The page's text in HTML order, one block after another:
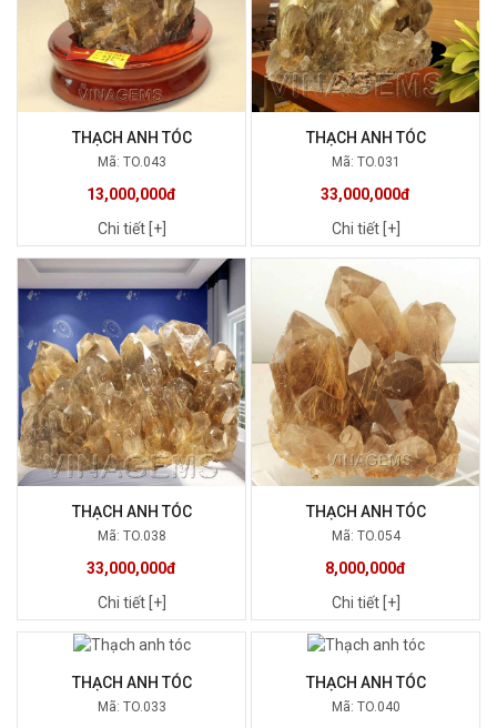
THẠCH ANH TÓC
Mã: TO.043
13,000,000đ
Chi tiết [+]
THẠCH ANH TÓC
Mã: TO.031
33,000,000đ
Chi tiết [+]
THẠCH ANH TÓC
Mã: TO.038
33,000,000đ
Chi tiết [+]
THẠCH ANH TÓC
Mã: TO.054
8,000,000đ
Chi tiết [+]
THẠCH ANH TÓC
Mã: TO.033
THẠCH ANH TÓC
Mã: TO.040